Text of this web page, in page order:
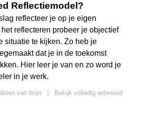
Reflectiemodel?
reflecteer je op je eigen
reflecteren probeer je objectief
situatie te kijken. Zo heb je
dat je in de toekomst
Hier leer je van en zo word je
in je werk.
van bron
Bekijk volledig antwoord